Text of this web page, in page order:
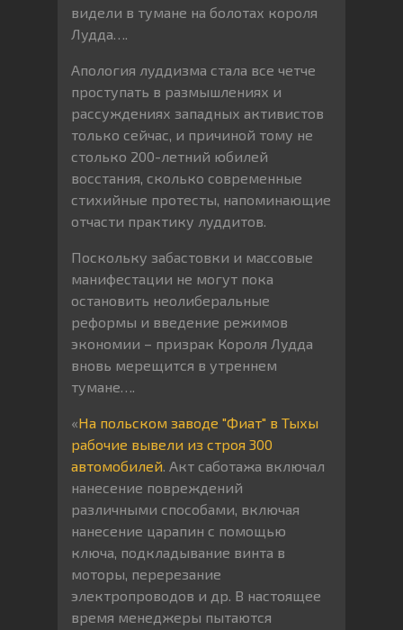
видели в тумане на болотах короля
Лудда….
Апология луддизма стала все четче
проступать в размышлениях и
рассуждениях западных активистов
только сейчас, и причиной тому не
столько 200-летний юбилей
восстания, сколько современные
стихийные протесты, напоминающие
отчасти практику луддитов.
Поскольку забастовки и массовые
манифестации не могут пока
остановить неолиберальные
реформы и введение режимов
экономии – призрак Короля Лудда
вновь мерещится в утреннем
тумане….
«На польском заводе "Фиат" в Тыхы
рабочие вывели из строя 300
автомобилей. Акт саботажа включал
нанесение повреждений
различными способами, включая
нанесение царапин с помощью
ключа, подкладывание винта в
моторы, перерезание
электропроводов и др. В настоящее
время менеджеры пытаются